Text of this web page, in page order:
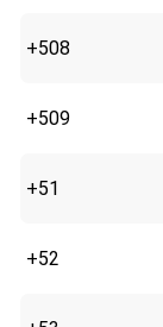
+508
+509
+51
+52